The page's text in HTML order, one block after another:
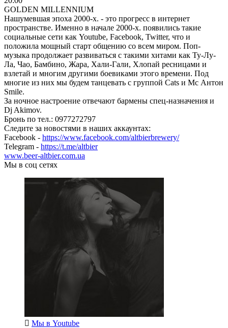
GOLDEN MILLENNIUM
Нашумевшая эпоха 2000-х. - это прогресс в интернет
пространстве. Именно в начале 2000-х. появились такие
социальные сети как Youtube, Facebook, Twitter, что и
положила мощный старт общению со всем миром. Поп-
музыка продолжает развиваться с такими хитами как Ту-Лу-
Ла, Чао, Бамбино, Жара, Хали-Гали, Хлопай ресницами и
взлетай и многим другими боевиками этого времени. Под
многие из них мы будем танцевать с группой Cats и Mc Антон
Smile.
За ночное настроение отвечают бармены спец-назначения и
Dj Akimov.
Бронь по тел.: 0977272797
Следите за новостями в наших аккаунтах:
Facebook - https://www.facebook.com/altbierbrewery/
Telegram - https://t.me/altbier
www.beer-altbier.com.ua
Мы в соц сетях
Мы в Youtube